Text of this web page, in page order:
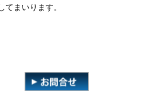
まいります。